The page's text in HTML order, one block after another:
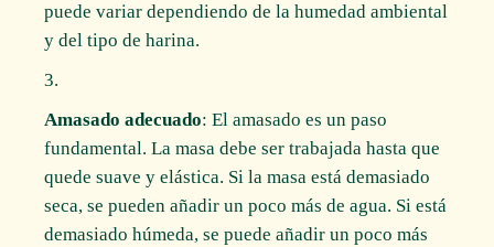
puede variar dependiendo de la humedad ambiental
y del tipo de harina.
Amasado adecuado: El amasado es un paso
fundamental. La masa debe ser trabajada hasta que
quede suave y elástica. Si la masa está demasiado
seca, se pueden añadir un poco más de agua. Si está
demasiado húmeda, se puede añadir un poco más